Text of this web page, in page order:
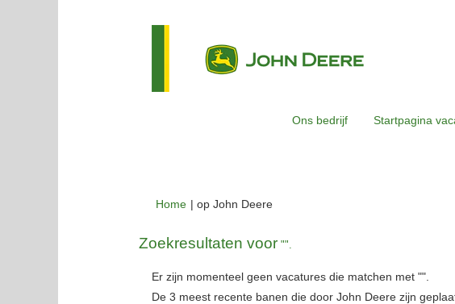
Ons bedrijf Startpagina
Home | op John Deere(huidige
Zoekresultaten voor "".
Er zijn momenteel geen vacatures die matchen met "".
De 3 meest recente banen die door John Deere zijn